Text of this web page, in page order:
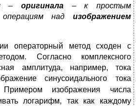
– оригинала – к простым
операциям над изображением
операторный метод сходен с
Согласно комплексного
амплитуда, например, тока
синусоидального тока
изображения числа
логарифм, так как каждому